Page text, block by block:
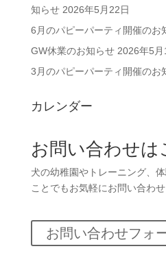
知らせ 2026年5月22日
6月のパピーパーティ開催のお
GW休業のお知らせ 2026年5月
3月のパピーパーティ開催のお
カレンダー
お問い合わせは
犬の幼稚園やトレーニング、
ことでもお気軽にお問い合わ
お問い合わせフォ